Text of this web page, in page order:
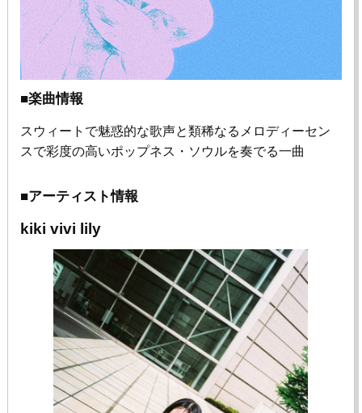
■楽曲情報
スウィートで魅惑的な歌声と類稀なるメロディーセン
スで彩度の高いポップネス・ソウルを奏でる一曲
■アーティスト情報
kiki vivi lily